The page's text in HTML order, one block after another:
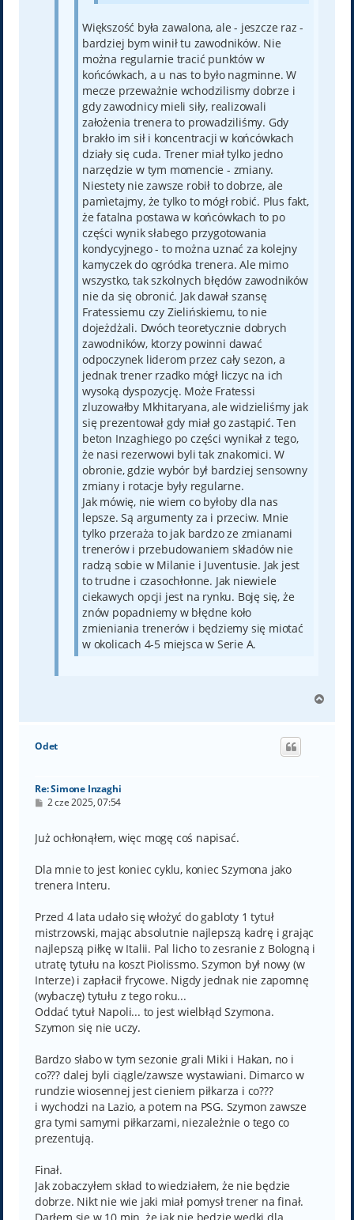
Większość była zawalona, ale - jeszcze raz -
bardziej bym winił tu zawodników. Nie
można regularnie tracić punktów w
końcówkach, a u nas to było nagminne. W
mecze przeważnie wchodzilismy dobrze i
gdy zawodnicy mieli siły, realizowali
założenia trenera to prowadziliśmy. Gdy
brakło im sił i koncentracji w końcówkach
działy się cuda. Trener miał tylko jedno
narzędzie w tym momencie - zmiany.
Niestety nie zawsze robił to dobrze, ale
pamìetajmy, że tylko to mógł robić. Plus fakt,
że fatalna postawa w końcówkach to po
części wynik słabego przygotowania
kondycyjnego - to można uznać za kolejny
kamyczek do ogródka trenera. Ale mimo
wszystko, tak szkolnych błędów zawodników
nie da się obronić. Jak dawał szansę
Fratessiemu czy Zielińskiemu, to nie
dojeżdżali. Dwóch teoretycznie dobrych
zawodników, ktorzy powinni dawać
odpoczynek liderom przez cały sezon, a
jednak trener rzadko mógł liczyc na ich
wysoką dyspozycję. Może Fratessi
zluzowałby Mkhitaryana, ale widzieliśmy jak
się prezentował gdy miał go zastąpić. Ten
beton Inzaghiego po części wynikał z tego,
że nasi rezerwowi byli tak znakomici. W
obronie, gdzie wybór był bardziej sensowny
zmiany i rotacje były regularne.
Jak mówię, nie wiem co byłoby dla nas
lepsze. Są argumenty za i przeciw. Mnie
tylko przeraża to jak bardzo ze zmianami
trenerów i przebudowaniem składów nie
radzą sobie w Milanie i Juventusie. Jak jest
to trudne i czasochłonne. Jak niewiele
ciekawych opcji jest na rynku. Boję się, że
znów popadniemy w błędne koło
zmieniania trenerów i będziemy się miotać
w okolicach 4-5 miejsca w Serie A.
g
Odet
Re: Simone Inzaghi
P
t
2 cze 2025, 07:54
Już ochłonąłem, więc mogę coś napisać.
Dla mnie to jest koniec cyklu, koniec Szymona jako
trenera Interu.
Przed 4 lata udało się włożyć do gabloty 1 tytuł
mistrzowski, mając absolutnie najlepszą kadrę i grając
najlepszą piłkę w Italii. Pal licho to zesranie z Bologną i
utratę tytułu na koszt Piolissmo. Szymon był nowy (w
Interze) i zapłacił frycowe. Nigdy jednak nie zapomnę
(wybaczę) tytułu z tego roku...
Oddać tytuł Napoli... to jest wielbłąd Szymona.
Szymon się nie uczy.
Bardzo słabo w tym sezonie grali Miki i Hakan, no i
co??? dalej byli ciągle/zawsze wystawiani. Dimarco w
rundzie wiosennej jest cieniem piłkarza i co???
i wychodzi na Lazio, a potem na PSG. Szymon zawsze
gra tymi samymi piłkarzami, niezależnie o tego co
prezentują.
Finał.
Jak zobaczyłem skład to wiedziałem, że nie będzie
dobrze. Nikt nie wie jaki miał pomysł trener na finał.
Darłem się w 10 min, że jak nie będzie wędki dla